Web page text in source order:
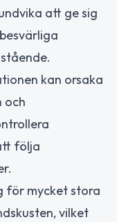
att ge sig
kan orsaka
och
följa
för mycket stora
vilket